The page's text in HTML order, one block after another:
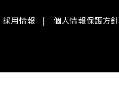
採用情報 個人情報保護方針